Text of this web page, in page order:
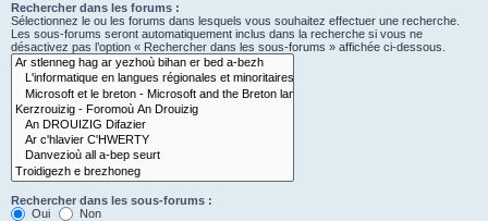
Rechercher dans les forums :
Sélectionnez le ou les forums dans lesquels vous souhaitez effectuer une recherche.
Les sous-forums seront automatiquement inclus dans la recherche si vous ne
désactivez pas l’option « Rechercher dans les sous-forums » affichée ci-dessous.
Rechercher dans les sous-forums :
Oui
Non